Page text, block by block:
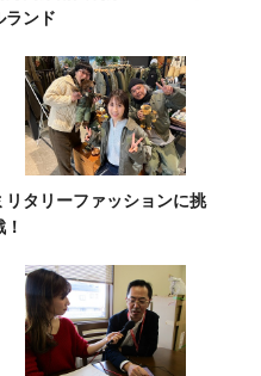
ランド
リタリーファッションに挑
！